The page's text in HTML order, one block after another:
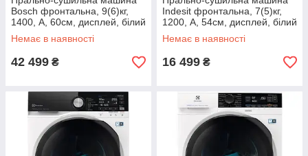
Bosch фронтальна, 9(6)кг,
1400, A, 60см, дисплей, білий
Немає в наявності
42 499 ₴
Indesit фронтальна, 7(5)кг,
1200, A, 54см, дисплей, білий
Немає в наявності
16 499 ₴